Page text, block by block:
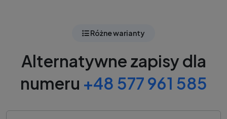
Różne warianty
Alternatywne zapisy dla
numeru +48 577 961 585